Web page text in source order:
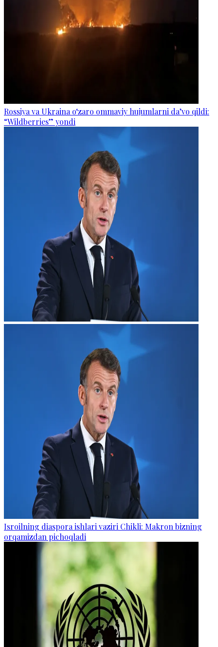
Rossiya va Ukraina o‘zaro ommaviy hujumlarni da’vo qildi:
“Wildberries” yondi
Isroilning diaspora ishlari vaziri Chikli: Makron bizning
orqamizdan pichoqladi